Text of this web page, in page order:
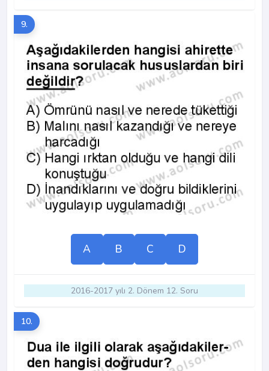
9.
A B C D
2016-2017 yılı 2. Dönem 12. Soru
10.